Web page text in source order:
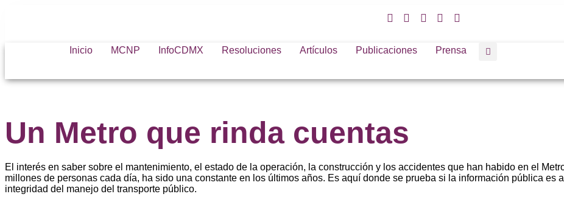
Inicio MCNP InfoCDMX Resoluciones Artículos Publicaciones Prensa
Un Metro que rinda cuentas
El interés en saber sobre el mantenimiento, el estado de la operación, la construcción y los accidentes que han habido en el
millones de personas cada día, ha sido una constante en los últimos años. Es aquí donde se prueba si la información pública es
integridad del manejo del transporte público.